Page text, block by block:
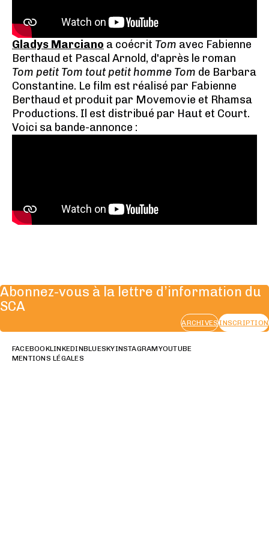
Gladys Marciano a coécrit Tom avec Fabienne
Berthaud et Pascal Arnold, d'après le roman
Tom petit Tom tout petit homme Tom de Barbara
Constantine. Le film est réalisé par Fabienne
Berthaud et produit par Movemovie et Rhamsa
Productions. Il est distribué par Haut et Court.
Voici sa bande-annonce :
Abonnez-vous à la lettre d’information du
SCA
ARCHIVESINSCRIPTION
FACEBOOKLINKEDINBLUESKYINSTAGRAMYOUTUBE
MENTIONS LÉGALES